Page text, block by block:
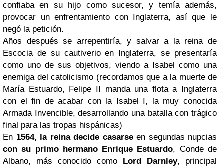
confiaba en su hijo como sucesor, y temía además,
provocar un enfrentamiento con Inglaterra, así que le
negó la petición.
Años después se arrepentiría, y salvar a la reina de
Escocia de su cautiverio en Inglaterra, se presentaría
como uno de sus objetivos, viendo a Isabel como una
enemiga del catolicismo (recordamos que a la muerte de
María Estuardo, Felipe II manda una flota a Inglaterra
con el fin de acabar con la Isabel I, la muy conocida
Armada Invencible, desarrollando una batalla con trágico
final para las tropas hispánicas)
En 1564, la reina decide casarseen segundas nupcias
con su primo hermano Enrique Estuardo, Conde de
Albano, más conocido como Lord Darnley, principal